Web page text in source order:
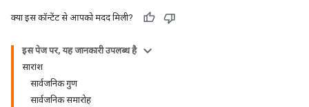
क्या इस कॉन्टेंट से आपको मदद मिली?
इस पेज पर, यह जानकारी उपलब्ध है
सारांश
सार्वजनिक गुण
सार्वजनिक समारोह